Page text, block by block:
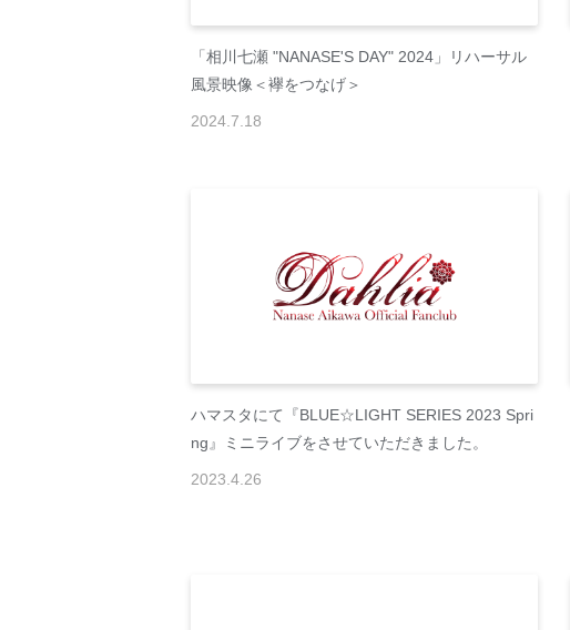
「相川七瀬 "NANASE'S DAY" 2024」リハーサル
風景映像＜襷をつなげ＞
2024 7 18
ハマスタにて『BLUE☆LIGHT SERIES 2023 Spri
ng』ミニライブをさせていただきました。
2023 4 26